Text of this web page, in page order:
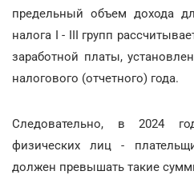
предельный объем дохода
налога I - III групп
заработной платы,
налогового (отчетного) года.
Следовательно, в 2024
физических лиц -
должен превышать такие